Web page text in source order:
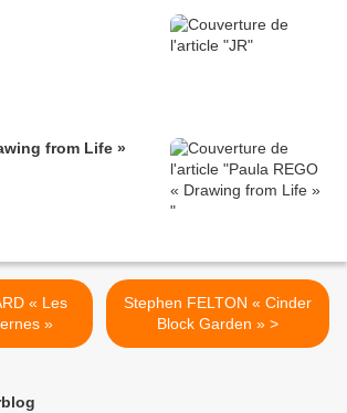
from Life »
»
Stephen FELTON « Cinder
Block Garden » >